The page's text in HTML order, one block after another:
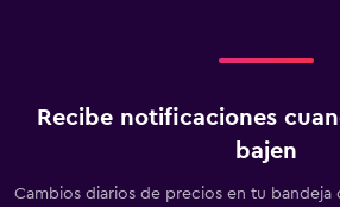
Recibe notificaciones
bajen
Cambios diarios de precios en tu bandeja